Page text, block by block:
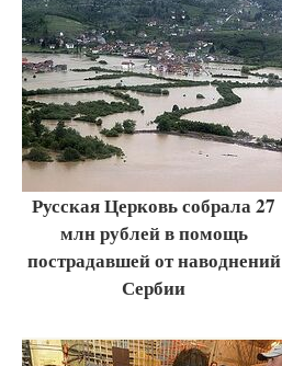
Русская Церковь собрала 27
млн рублей в помощь
пострадавшей от наводнений
Сербии